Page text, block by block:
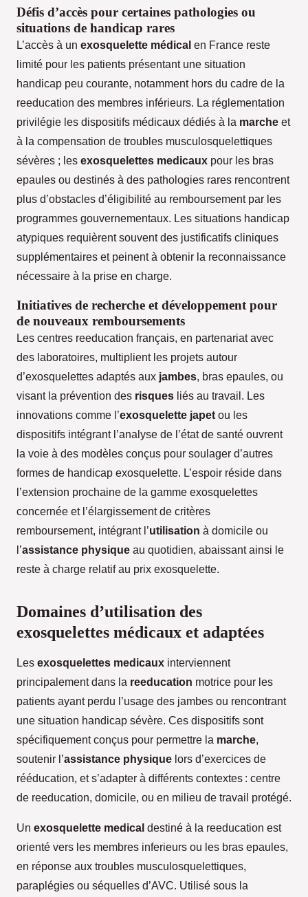
Défis d’accès pour certaines pathologies ou
situations de handicap rares
L’accès à un exosquelette médical en France reste
limité pour les patients présentant une situation
handicap peu courante, notamment hors du cadre de la
reeducation des membres inférieurs. La réglementation
privilégie les dispositifs médicaux dédiés à la marche et
à la compensation de troubles musculosquelettiques
sévères ; les exosquelettes medicaux pour les bras
epaules ou destinés à des pathologies rares rencontrent
plus d’obstacles d’éligibilité au remboursement par les
programmes gouvernementaux. Les situations handicap
atypiques requièrent souvent des justificatifs cliniques
supplémentaires et peinent à obtenir la reconnaissance
nécessaire à la prise en charge.
Initiatives de recherche et développement pour
de nouveaux remboursements
Les centres reeducation français, en partenariat avec
des laboratoires, multiplient les projets autour
d’exosquelettes adaptés aux jambes, bras epaules, ou
visant la prévention des risques liés au travail. Les
innovations comme l’exosquelette japet ou les
dispositifs intégrant l’analyse de l’état de santé ouvrent
la voie à des modèles conçus pour soulager d’autres
formes de handicap exosquelette. L’espoir réside dans
l’extension prochaine de la gamme exosquelettes
concernée et l’élargissement de critères
remboursement, intégrant l’utilisation à domicile ou
l’assistance physique au quotidien, abaissant ainsi le
reste à charge relatif au prix exosquelette.
Domaines d’utilisation des
exosquelettes médicaux et adaptées
Les exosquelettes medicaux interviennent
principalement dans la reeducation motrice pour les
patients ayant perdu l’usage des jambes ou rencontrant
une situation handicap sévère. Ces dispositifs sont
spécifiquement conçus pour permettre la marche,
soutenir l’assistance physique lors d’exercices de
rééducation, et s’adapter à différents contextes : centre
de reeducation, domicile, ou en milieu de travail protégé.
Un exosquelette medical destiné à la reeducation est
orienté vers les membres inferieurs ou les bras epaules,
en réponse aux troubles musculosquelettiques,
paraplégies ou séquelles d’AVC. Utilisé sous la